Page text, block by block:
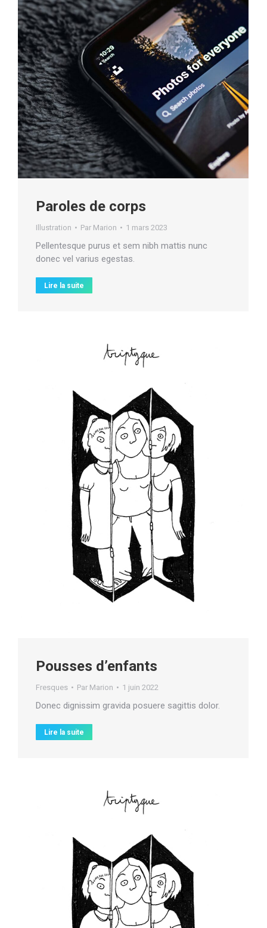
Paroles de corps
Illustration Par Marion 1 mars 2023
Pellentesque purus et sem nibh mattis nunc
donec vel varius egestas.
Lire la suite
Pousses d’enfants
Fresques Par Marion 1 juin 2022
Donec dignissim gravida posuere sagittis dolor.
Lire la suite